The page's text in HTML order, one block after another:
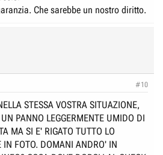
Che sarebbe un nostro diritto.
#10
STESSA VOSTRA SITUAZIONE,
PANNO LEGGERMENTE UMIDO DI
MA SI E' RIGATO TUTTO LO
IN FOTO. DOMANI ANDRO' IN